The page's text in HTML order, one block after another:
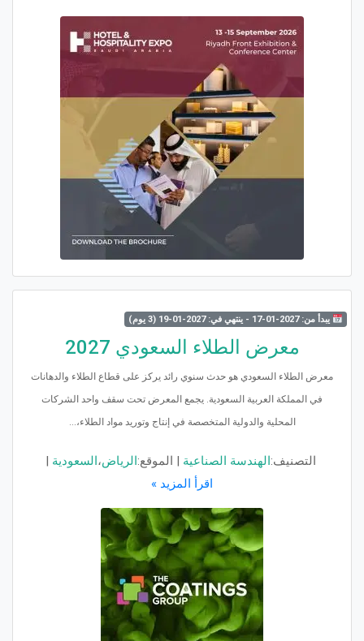
يبدأ من: 2027-01-17 - ينتهي في: 2027-01-19 (3 يوم)
معرض الطلاء السعودي 2027
معرض الطلاء السعودي هو حدث سنوي رائد يركز على قطاع الطلاء والدهانات
في المملكة العربية السعودية. يجمع المعرض تحت سقف واحد الشركات
المحلية والدولية المتخصصة في إنتاج وتوريد مواد الطلاء،...
التصنيف:الهندسة الصناعية | الموقع:الرياض،السعودية |
اقرأ المزيد »